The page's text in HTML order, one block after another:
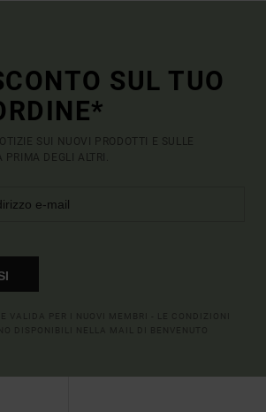
SUL TUO
SUI NUOVI PRODOTTI E SULLE
PRIMA DEGLI ALTRI.